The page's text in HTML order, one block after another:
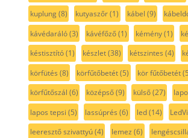
kuplung(8) kutyaszőr(1) kábel (9)
kávédaráló(3) kávéfőző(1) kémény(1)
késtisztító(1) készlet(38) kétszintes (4)
körfütés (8) körfűtőbetét(5) kör fűtőbetét
körfűtőszál (6) középső(9) külső(27)
lapos tepsi (5) lassúprés (6) led(14)
leeresztő szivattyú(4) lemez (6)